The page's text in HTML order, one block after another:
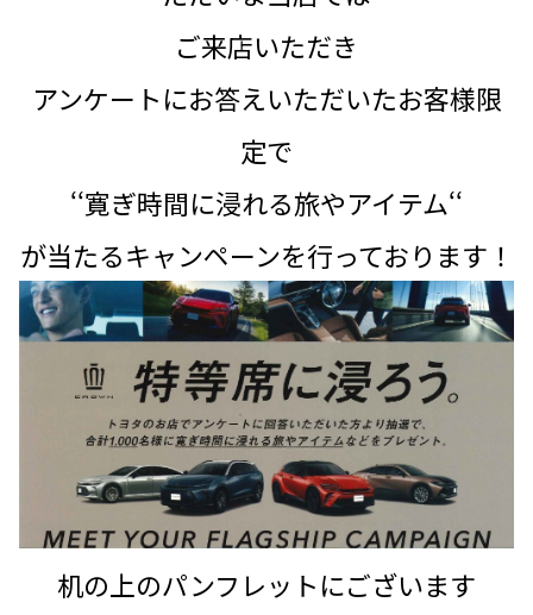
ご来店いただき
アンケートにお答えいただいたお客様限
定で
‘‘寛ぎ時間に浸れる旅やアイテム‘‘
が当たるキャンペーンを行っております！
机の上のパンフレットにございます